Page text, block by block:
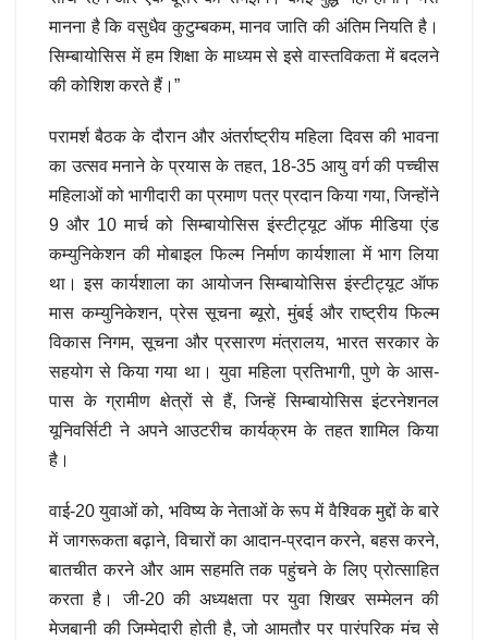
मानना है कि वसुधैव कुटुम्बकम, मानव जाति की अंतिम नियति है।
सिम्बायोसिस में हम शिक्षा के माध्यम से इसे वास्तविकता में बदलने
की कोशिश करते हैं।”
परामर्श बैठक के दौरान और अंतर्राष्ट्रीय महिला दिवस की भावना
का उत्सव मनाने के प्रयास के तहत, 18-35 आयु वर्ग की पच्चीस
महिलाओं को भागीदारी का प्रमाण पत्र प्रदान किया गया, जिन्होंने
9 और 10 मार्च को सिम्बायोसिस इंस्टीट्यूट ऑफ मीडिया एंड
कम्युनिकेशन की मोबाइल फिल्म निर्माण कार्यशाला में भाग लिया
था। इस कार्यशाला का आयोजन सिम्बायोसिस इंस्टीट्यूट ऑफ
मास कम्युनिकेशन, प्रेस सूचना ब्यूरो, मुंबई और राष्ट्रीय फिल्म
विकास निगम, सूचना और प्रसारण मंत्रालय, भारत सरकार के
सहयोग से किया गया था। युवा महिला प्रतिभागी, पुणे के आस-
पास के ग्रामीण क्षेत्रों से हैं, जिन्हें सिम्बायोसिस इंटरनेशनल
यूनिवर्सिटी ने अपने आउटरीच कार्यक्रम के तहत शामिल किया
है।
वाई-20 युवाओं को, भविष्य के नेताओं के रूप में वैश्विक मुद्दों के बारे
में जागरूकता बढ़ाने, विचारों का आदान-प्रदान करने, बहस करने,
बातचीत करने और आम सहमति तक पहुंचने के लिए प्रोत्साहित
करता है। जी-20 की अध्यक्षता पर युवा शिखर सम्मेलन की
मेजबानी की जिम्मेदारी होती है, जो आमतौर पर पारंपरिक मंच से